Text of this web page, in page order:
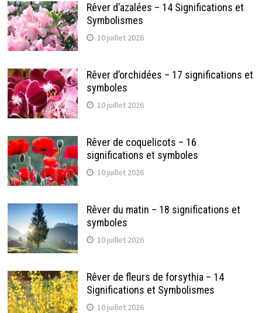
Rêver d’azalées – 14 Significations et
Symbolismes
10 juillet 2026
Rêver d’orchidées – 17 significations et
symboles
10 juillet 2026
Rêver de coquelicots – 16
significations et symboles
10 juillet 2026
Rêver du matin – 18 significations et
symboles
10 juillet 2026
Rêver de fleurs de forsythia – 14
Significations et Symbolismes
10 juillet 2026